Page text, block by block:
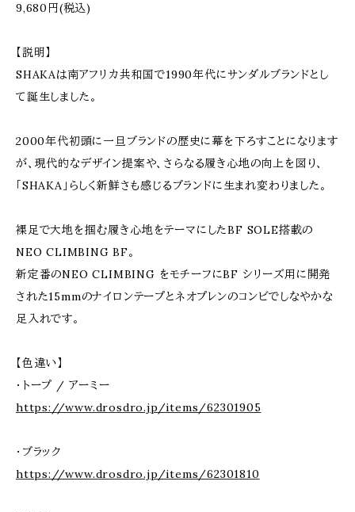
9,680円(税込)
【説明】
SHAKAは南アフリカ共和国で1990年代にサンダルブランドとし
て誕生しました。
2000年代初頭に一旦ブランドの歴史に幕を下ろすことになります
が、現代的なデザイン提案や、さらなる履き心地の向上を図り、
「SHAKA」らしく新鮮さも感じるブランドに生まれ変わりました。
裸足で大地を掴む履き心地をテーマにしたBF SOLE搭載の
NEO CLIMBING BF。
新定番のNEO CLIMBING をモチーフにBF シリーズ用に開発
された15mmのナイロンテープとネオプレンのコンビでしなやかな
足入れです。
【色違い】
・トープ / アーミー
https://www.drosdro.jp/items/62301905
・ブラック
https://www.drosdro.jp/items/62301810